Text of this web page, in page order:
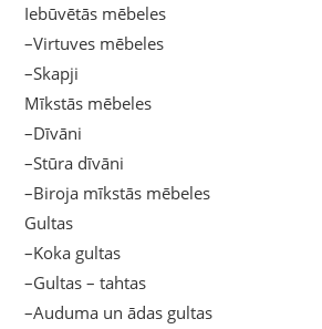
Iebūvētās mēbeles
–Virtuves mēbeles
–Skapji
Mīkstās mēbeles
–Dīvāni
–Stūra dīvāni
–Biroja mīkstās mēbeles
Gultas
–Koka gultas
–Gultas – tahtas
–Auduma un ādas gultas